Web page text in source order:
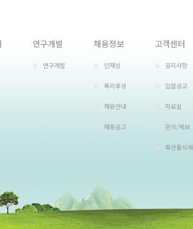
연구개발
연구개발
채용정보
인재상
복리후생
채용안내
채용공고
고객센터
공지사항
입찰공고
자료실
문의/제보
축산물시세